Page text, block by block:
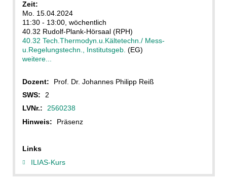
Zeit:
Mo. 15.04.2024
11:30 - 13:00, wöchentlich
40.32 Rudolf-Plank-Hörsaal (RPH)
40.32 Tech.Thermodyn.u.Kältetechn./ Mess-
u.Regelungstechn., Institutsgeb. (EG)
weitere...
Dozent:
Prof. Dr. Johannes Philipp Reiß
SWS:
2
LVNr.:
2560238
Hinweis:
Präsenz
Links
ILIAS-Kurs